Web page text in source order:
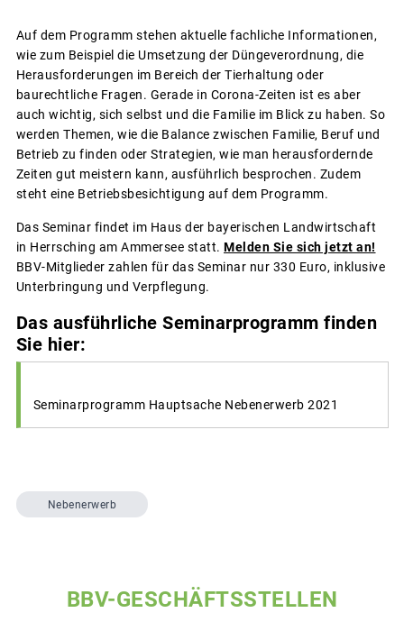
Auf dem Programm stehen aktuelle fachliche Informationen,
wie zum Beispiel die Umsetzung der Düngeverordnung, die
Herausforderungen im Bereich der Tierhaltung oder
baurechtliche Fragen. Gerade in Corona-Zeiten ist es aber
auch wichtig, sich selbst und die Familie im Blick zu haben. So
werden Themen, wie die Balance zwischen Familie, Beruf und
Betrieb zu finden oder Strategien, wie man herausfordernde
Zeiten gut meistern kann, ausführlich besprochen. Zudem
steht eine Betriebsbesichtigung auf dem Programm.
Das Seminar findet im Haus der bayerischen Landwirtschaft
in Herrsching am Ammersee statt. Melden Sie sich jetzt an!
BBV-Mitglieder zahlen für das Seminar nur 330 Euro, inklusive
Unterbringung und Verpflegung.
Das ausführliche Seminarprogramm finden
Sie hier:
Seminarprogramm Hauptsache Nebenerwerb 2021
Nebenerwerb
BBV-GESCHÄFTSSTELLEN